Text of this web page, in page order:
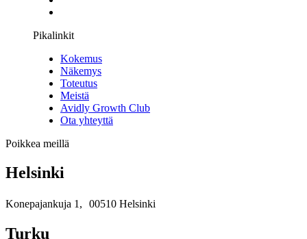
Pikalinkit
Kokemus
Näkemys
Toteutus
Meistä
Avidly Growth Club
Ota yhteyttä
Poikkea meillä
Helsinki
Konepajankuja 1, 00510 Helsinki
Turku